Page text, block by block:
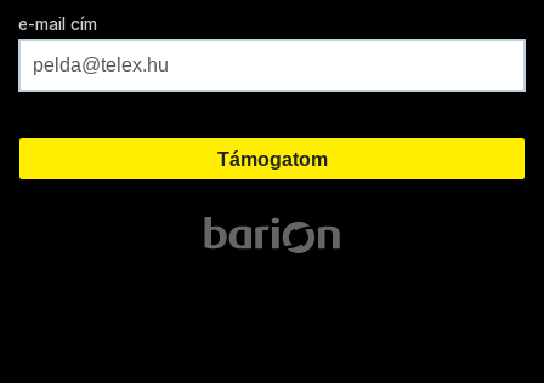
e-mail cím